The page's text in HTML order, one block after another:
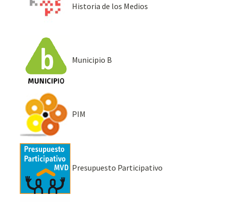
Historia de los Medios
Municipio B
PIM
Presupuesto Participativo